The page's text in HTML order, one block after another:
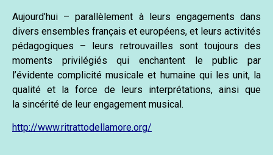
Aujourd’hui – parallèlement à leurs engagements dans
divers ensembles français et européens, et leurs activités
pédagogiques – leurs retrouvailles sont toujours des
moments privilégiés qui enchantent le public par
l’évidente complicité musicale et humaine qui les unit, la
qualité et la force de leurs interprétations, ainsi que
la sincérité de leur engagement musical.
http://www.ritrattodellamore.org/